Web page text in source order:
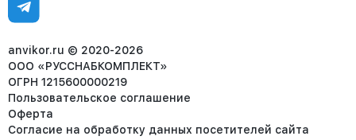
Отдел рекламации:
8 (953) 455-25-61
anvikor.ru © 2020-2026
ООО «РУССНАБКОМПЛЕКТ»
ОГРН 1215600000219
Пользовательское соглашение
Оферта
Согласие на обработку данных посетителей сайта